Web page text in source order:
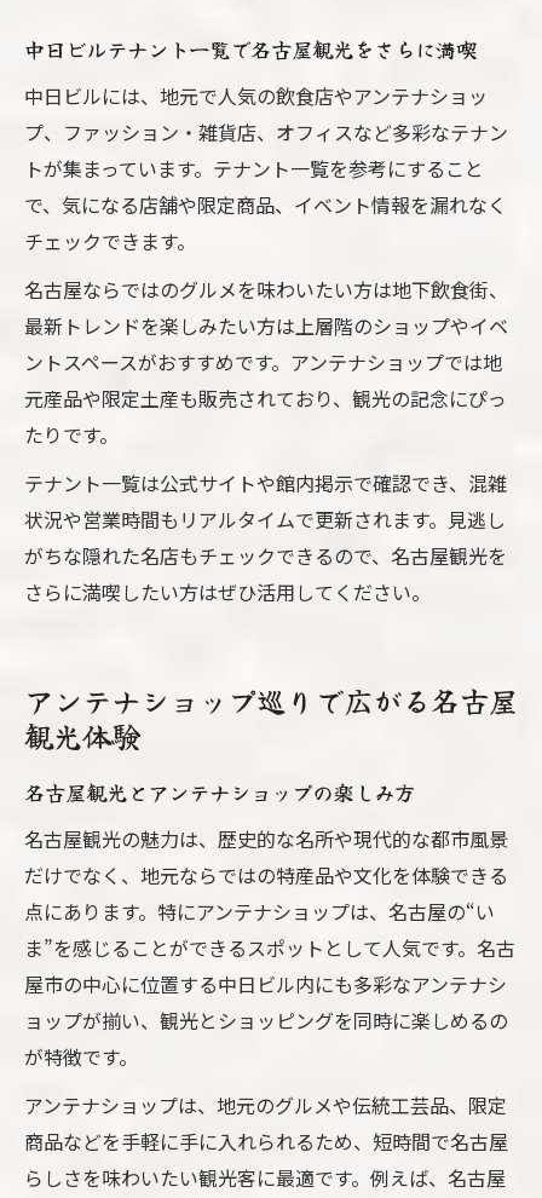
中日ビルテナント一覧で名古屋観光をさらに満喫
中日ビルには、地元で人気の飲食店やアンテナショッ
プ、ファッション・雑貨店、オフィスなど多彩なテナン
トが集まっています。テナント一覧を参考にすること
で、気になる店舗や限定商品、イベント情報を漏れなく
チェックできます。
名古屋ならではのグルメを味わいたい方は地下飲食街、
最新トレンドを楽しみたい方は上層階のショップやイベ
ントスペースがおすすめです。アンテナショップでは地
元産品や限定土産も販売されており、観光の記念にぴっ
たりです。
テナント一覧は公式サイトや館内掲示で確認でき、混雑
状況や営業時間もリアルタイムで更新されます。見逃し
がちな隠れた名店もチェックできるので、名古屋観光を
さらに満喫したい方はぜひ活用してください。
アンテナショップ巡りで広がる名古屋
観光体験
名古屋観光とアンテナショップの楽しみ方
名古屋観光の魅力は、歴史的な名所や現代的な都市風景
だけでなく、地元ならではの特産品や文化を体験できる
点にあります。特にアンテナショップは、名古屋の“い
ま”を感じることができるスポットとして人気です。名古
屋市の中心に位置する中日ビル内にも多彩なアンテナシ
ョップが揃い、観光とショッピングを同時に楽しめるの
が特徴です。
アンテナショップは、地元のグルメや伝統工芸品、限定
商品などを手軽に手に入れられるため、短時間で名古屋
らしさを味わいたい観光客に最適です。例えば、名古屋